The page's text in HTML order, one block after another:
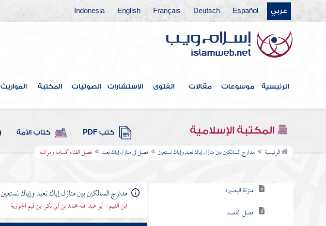
عربي Español
Deutsch
Français
English
Indonesia
الرئيسية موسوعات مقالات الفتوى الاستشارات الصوتيات المكتبة المواريث
المكتبة الإسلامية كتب PDF كتاب الأمة
الرئيسية مدارج السالكين بين منازل إياك نعبد وإياك نستعين فصل في منازل إياك نعبد فصل الفناء أقسامه ومراتبه
الموت
فصل في انقسام العبودية إلى عامة
وخاصة
فصل في مراتب إياك نعبد علما
فصل مراتب العبودية وهي خمس عشرة مرتبة
فصل في منازل إياك نعبد
منزلة البصيرة
فصل القصد
مدارج السالكين بين منازل إياك نعبد وإياك نستعين
ابن القيم - أبو عبد الله محمد بن أبي بكر ابن قيم الجوزية